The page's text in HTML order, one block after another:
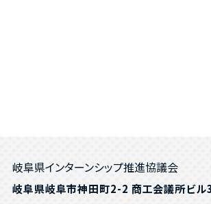
岐阜県インターンシップ推進協議会
岐阜県岐阜市神田町2-2 商工会議所ビル